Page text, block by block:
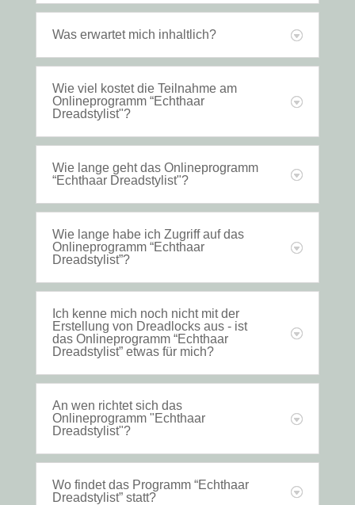
Was erwartet mich inhaltlich?
Wie viel kostet die Teilnahme am
Onlineprogramm “Echthaar
Dreadstylist"?
Wie lange geht das Onlineprogramm
“Echthaar Dreadstylist"?
Wie lange habe ich Zugriff auf das
Onlineprogramm “Echthaar
Dreadstylist”?
Ich kenne mich noch nicht mit der
Erstellung von Dreadlocks aus - ist
das Onlineprogramm “Echthaar
Dreadstylist” etwas für mich?
An wen richtet sich das
Onlineprogramm "Echthaar
Dreadstylist"?
Wo findet das Programm “Echthaar
Dreadstylist” statt?